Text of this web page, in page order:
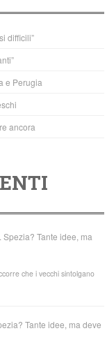
difficili”
e Perugia
ancora
Tante idee, ma
che i vecchi sintolgano
Tante idee, ma deve